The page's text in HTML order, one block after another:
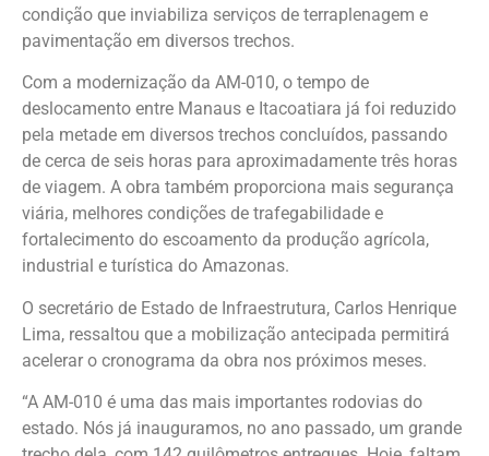
condição que inviabiliza serviços de terraplenagem e
pavimentação em diversos trechos.
Com a modernização da AM-010, o tempo de
deslocamento entre Manaus e Itacoatiara já foi reduzido
pela metade em diversos trechos concluídos, passando
de cerca de seis horas para aproximadamente três horas
de viagem. A obra também proporciona mais segurança
viária, melhores condições de trafegabilidade e
fortalecimento do escoamento da produção agrícola,
industrial e turística do Amazonas.
O secretário de Estado de Infraestrutura, Carlos Henrique
Lima, ressaltou que a mobilização antecipada permitirá
acelerar o cronograma da obra nos próximos meses.
“A AM-010 é uma das mais importantes rodovias do
estado. Nós já inauguramos, no ano passado, um grande